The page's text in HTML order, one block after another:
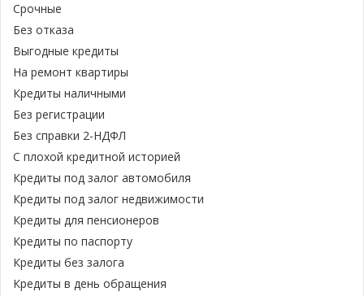
Срочные
Без отказа
Выгодные кредиты
На ремонт квартиры
Кредиты наличными
Без регистрации
Без справки 2-НДФЛ
С плохой кредитной историей
Кредиты под залог автомобиля
Кредиты под залог недвижимости
Кредиты для пенсионеров
Кредиты по паспорту
Кредиты без залога
Кредиты в день обращения